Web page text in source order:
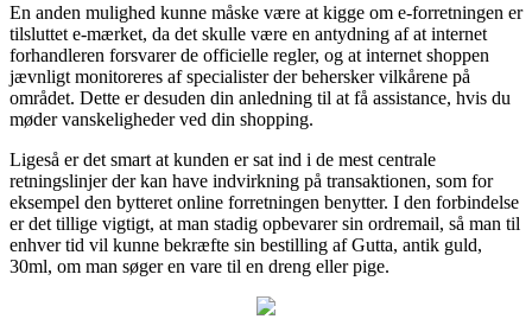
En anden mulighed kunne måske være at kigge om e-forretningen er
tilsluttet e-mærket, da det skulle være en antydning af at internet
forhandleren forsvarer de officielle regler, og at internet shoppen
jævnligt monitoreres af specialister der behersker vilkårene på
området. Dette er desuden din anledning til at få assistance, hvis du
møder vanskeligheder ved din shopping.
Ligeså er det smart at kunden er sat ind i de mest centrale
retningslinjer der kan have indvirkning på transaktionen, som for
eksempel den bytteret online forretningen benytter. I den forbindelse
er det tillige vigtigt, at man stadig opbevarer sin ordremail, så man til
enhver tid vil kunne bekræfte sin bestilling af Gutta, antik guld,
30ml, om man søger en vare til en dreng eller pige.